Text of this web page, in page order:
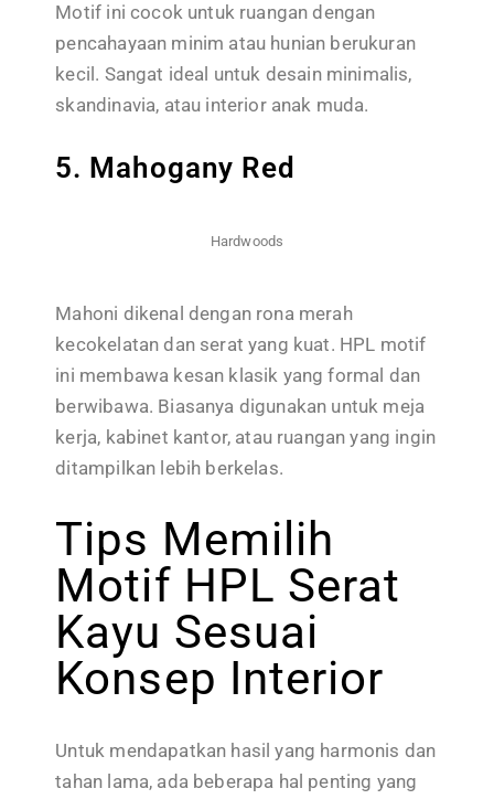
Motif ini cocok untuk ruangan dengan
pencahayaan minim atau hunian berukuran
kecil. Sangat ideal untuk desain minimalis,
skandinavia, atau interior anak muda.
5. Mahogany Red
Hardwoods
Mahoni dikenal dengan rona merah
kecokelatan dan serat yang kuat. HPL motif
ini membawa kesan klasik yang formal dan
berwibawa. Biasanya digunakan untuk meja
kerja, kabinet kantor, atau ruangan yang ingin
ditampilkan lebih berkelas.
Tips Memilih
Motif HPL Serat
Kayu Sesuai
Konsep Interior
Untuk mendapatkan hasil yang harmonis dan
tahan lama, ada beberapa hal penting yang